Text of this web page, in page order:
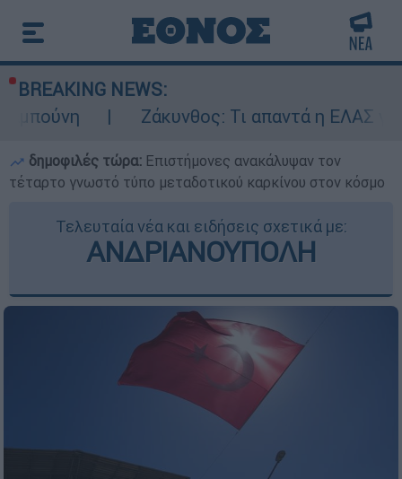
BREAKING NEWS:
Ζάκυνθος: Τι απαντά η ΕΛΑΣ για τους 8
δημοφιλές τώρα: Επιστήμονες ανακάλυψαν τον
τέταρτο γνωστό τύπο μεταδοτικού καρκίνου στον κόσμο
Τελευταία νέα και ειδήσεις σχετικά με:
ΑΝΔΡΙΑΝΟΥΠΟΛΗ